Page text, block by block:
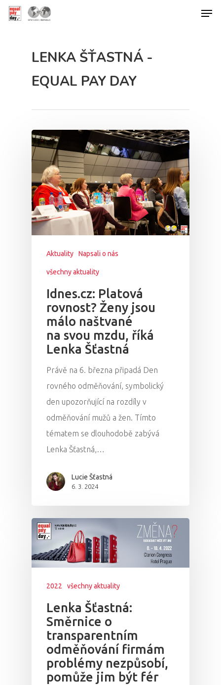
Hit enter to search or ESC to close
LENKA ŠŤASTNÁ -
EQUAL PAY DAY
Aktuality Napsali o nás
všechny aktuality
Idnes.cz: Platová
rovnost? Ženy jsou
málo naštvané
na svou mzdu, říká
Lenka Šťastná
Právě na 6. března připadá Den
rovného odměňování, symbolický
den upozorňující na rozdíly v
odměňování mužů a žen. Tímto
tématem se dlouhodobě zabývá
Lenka Šťastná,…
Lucie Šťastná
6. 3. 2024
2022 všechny aktuality
Lenka Šťastná:
Směrnice o
transparentním
odměňování firmám
problémy nezpůsobí,
pomůže jim být fér